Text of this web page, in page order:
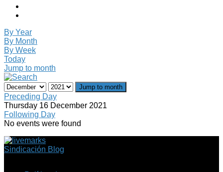
By Year
By Month
By Week
Today
Jump to month
Jump to month
Preceding Day
Thursday 16 December 2021
Following Day
No events were found
Sindicación Blog